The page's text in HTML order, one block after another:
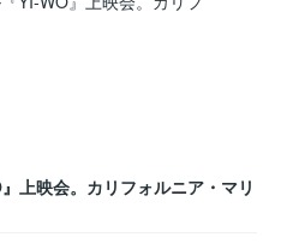
上映会。カリフォルニア・マリ